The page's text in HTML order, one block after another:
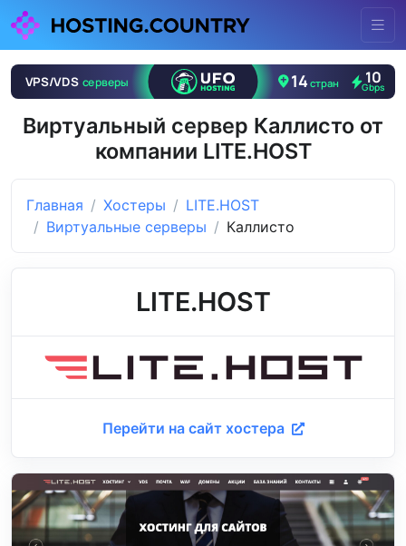
Виртуальный сервер Каллисто от
компании LITE.HOST
Главная Хостеры
LITE.HOST
Виртуальные серверы
Каллисто
LITE.HOST
Перейти на сайт хостера